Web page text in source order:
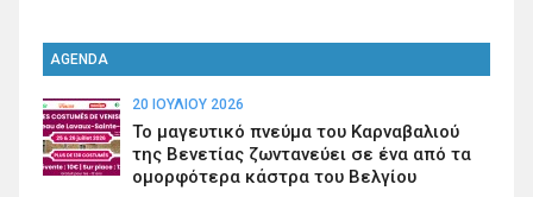
AGENDA
20 ΙΟΥΛΊΟΥ 2026
Το μαγευτικό πνεύμα του Καρναβαλιού
της Βενετίας ζωντανεύει σε ένα από τα
ομορφότερα κάστρα του Βελγίου